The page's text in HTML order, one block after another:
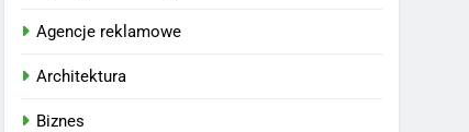
Agencje reklamowe
Architektura
Biznes